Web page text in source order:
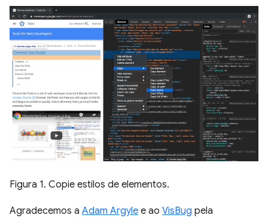
Figura 1. Copie estilos de elementos.
Agradecemos a Adam Argyle e ao VisBug pela